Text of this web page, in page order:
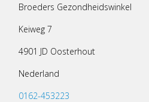
Broeders Gezondheidswinkel
Keiweg 7
4901 JD Oosterhout
Nederland
0162-453223